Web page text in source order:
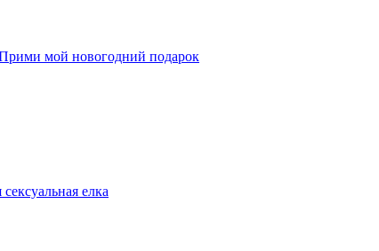
мой новогодний подарок
елка